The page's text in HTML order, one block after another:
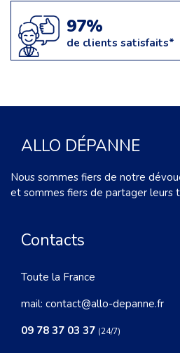
97%
de clients satisfaits*
ALLO DÉPANNE
Nous sommes fiers de notre
et sommes fiers de partager leurs
Contacts
Toute la France
mail: contact@allo-depanne.fr
09 78 37 03 37 (24/7)